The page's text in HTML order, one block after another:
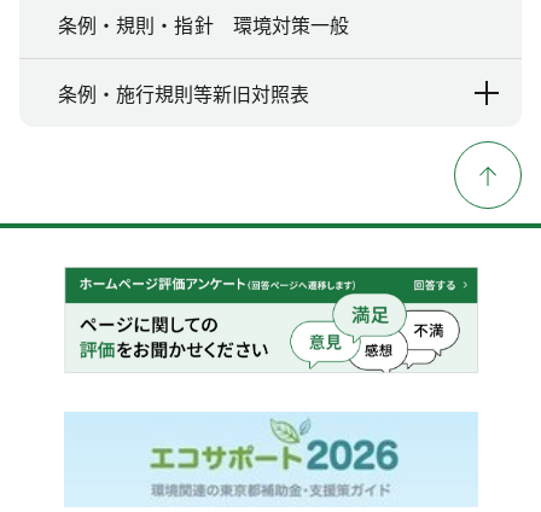
条例・規則・指針 環境対策一般
条例・施行規則等新旧対照表